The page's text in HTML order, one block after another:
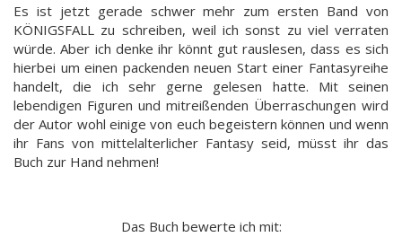
Es ist jetzt gerade schwer mehr zum ersten Band von
KÖNIGSFALL zu schreiben, weil ich sonst zu viel verraten
würde. Aber ich denke ihr könnt gut rauslesen, dass es sich
hierbei um einen packenden neuen Start einer Fantasyreihe
handelt, die ich sehr gerne gelesen hatte. Mit seinen
lebendigen Figuren und mitreißenden Überraschungen wird
der Autor wohl einige von euch begeistern können und wenn
ihr Fans von mittelalterlicher Fantasy seid, müsst ihr das
Buch zur Hand nehmen!
Das Buch bewerte ich mit: